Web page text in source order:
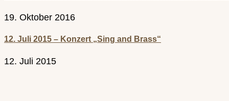
19. Oktober 2016
12. Juli 2015 – Konzert „Sing and Brass“
12. Juli 2015